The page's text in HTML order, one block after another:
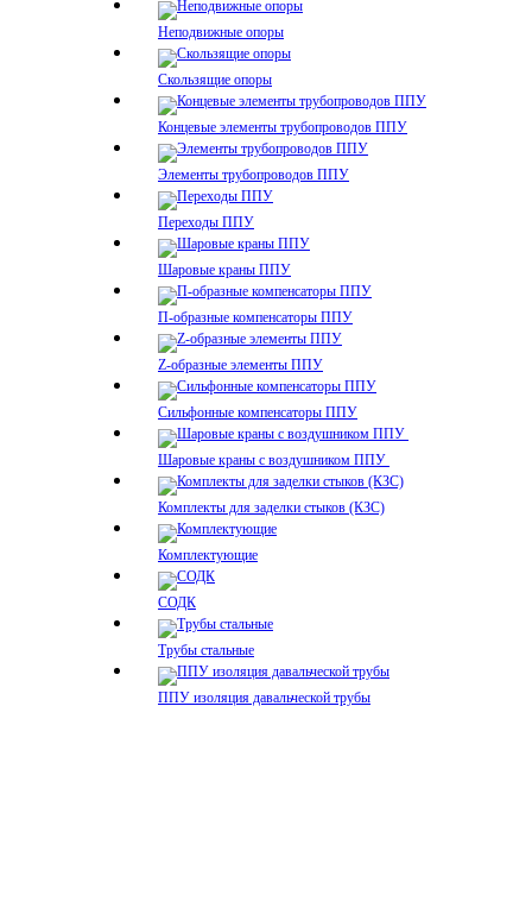
Неподвижные опоры
Скользящие опоры
Концевые элементы трубопроводов ППУ
Элементы трубопроводов ППУ
Переходы ППУ
Шаровые краны ППУ
П-образные компенсаторы ППУ
Z-образные элементы ППУ
Сильфонные компенсаторы ППУ
Шаровые краны с воздушником ППУ
Комплекты для заделки стыков (КЗС)
Комплектующие
СОДК
Трубы стальные
ППУ изоляция давальческой трубы